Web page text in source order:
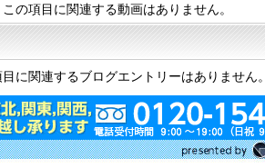
の項目に関連する動画はありません。
に関連するブログエントリーはありません